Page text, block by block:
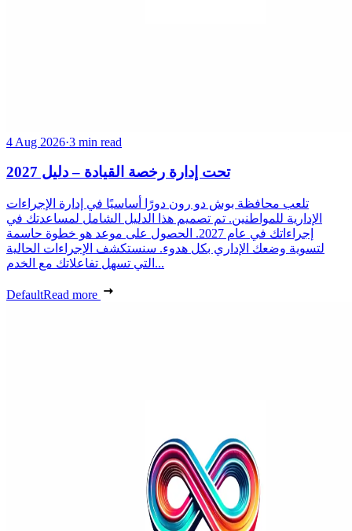
4 Aug 2026·3 min read
تحت إدارة رخصة القيادة – دليل 2027
تلعب محافظة بوش دو رون دورًا أساسيًا في إدارة الإجراءات
الإدارية للمواطنين. تم تصميم هذا الدليل الشامل لمساعدتك في
إجراءاتك في عام 2027. الحصول على موعد هو خطوة حاسمة
لتسوية وضعك الإداري بكل هدوء. سنستكشف الإجراءات الحالية
التي تسهل تفاعلاتك مع الخدم...
DefaultRead more